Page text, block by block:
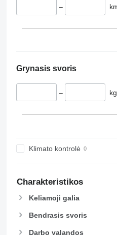
–
Grynasis svoris
– kg
Klimato kontrolė
Charakteristikos
Keliamoji galia
Bendrasis svoris
Darbo valandos